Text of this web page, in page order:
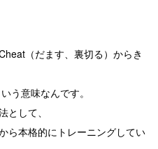
（だます、裏切る）からき
う意味なんです。
して、
ら本格的にトレーニングしてい